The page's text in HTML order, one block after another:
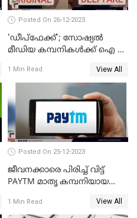
Posted On 26-12-2023
'ഡീപ്‌ഫേക്ക്'; സോഷ്യല്‍
മീഡിയ കമ്പനികള്‍ക്ക് ഐ ടി
നിര്‍ദ്ദേശം
1 Min Read View All
Posted On 25-12-2023
ജീവനക്കാരെ പിരിച്ച് വിട്ട്
PAYTM മാതൃ കമ്പനിയായ
1 Min Read View All